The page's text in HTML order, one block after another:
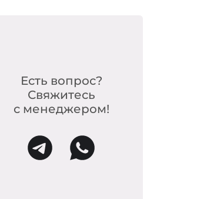
Есть вопрос?
Свяжитесь
с менеджером!